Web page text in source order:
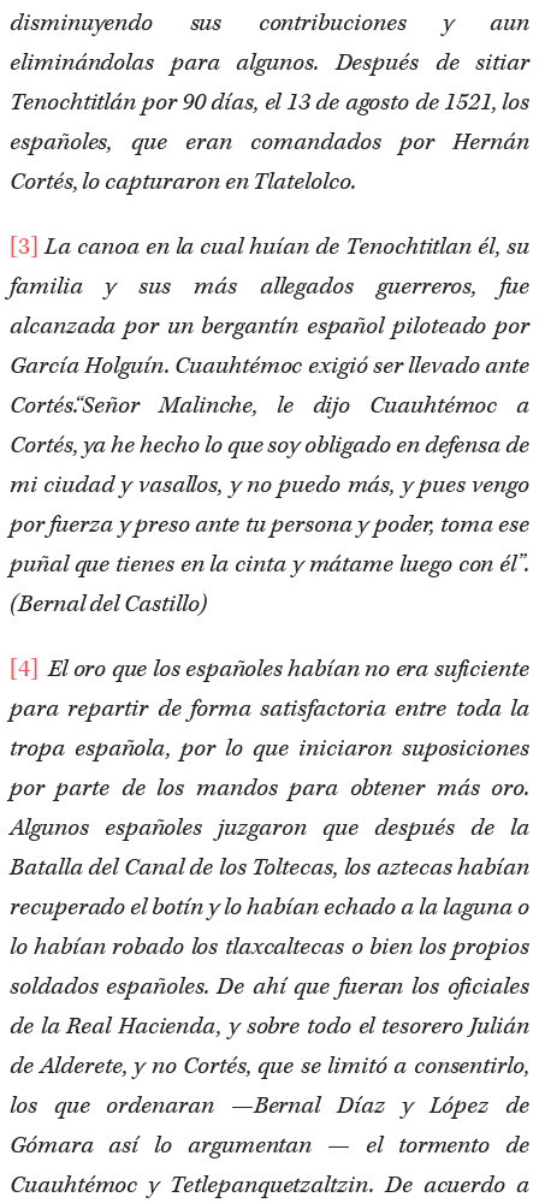
disminuyendo sus contribuciones y aun
eliminándolas para algunos. Después de sitiar
Tenochtitlán por 90 días, el 13 de agosto de 1521, los
españoles, que eran comandados por Hernán
Cortés, lo capturaron en Tlatelolco.
[3] La canoa en la cual huían de Tenochtitlan él, su
familia y sus más allegados guerreros, fue
alcanzada por un bergantín español piloteado por
García Holguín. Cuauhtémoc exigió ser llevado ante
Cortés.“Señor Malinche, le dijo Cuauhtémoc a
Cortés, ya he hecho lo que soy obligado en defensa de
mi ciudad y vasallos, y no puedo más, y pues vengo
por fuerza y preso ante tu persona y poder, toma ese
puñal que tienes en la cinta y mátame luego con él”.
(Bernal del Castillo)
[4] El oro que los españoles habían no era suficiente
para repartir de forma satisfactoria entre toda la
tropa española, por lo que iniciaron suposiciones
por parte de los mandos para obtener más oro.
Algunos españoles juzgaron que después de la
Batalla del Canal de los Toltecas, los aztecas habían
recuperado el botín y lo habían echado a la laguna o
lo habían robado los tlaxcaltecas o bien los propios
soldados españoles. De ahí que fueran los oficiales
de la Real Hacienda, y sobre todo el tesorero Julián
de Alderete, y no Cortés, que se limitó a consentirlo,
los que ordenaran —Bernal Díaz y López de
Gómara así lo argumentan — el tormento de
Cuauhtémoc y Tetlepanquetzaltzin. De acuerdo a